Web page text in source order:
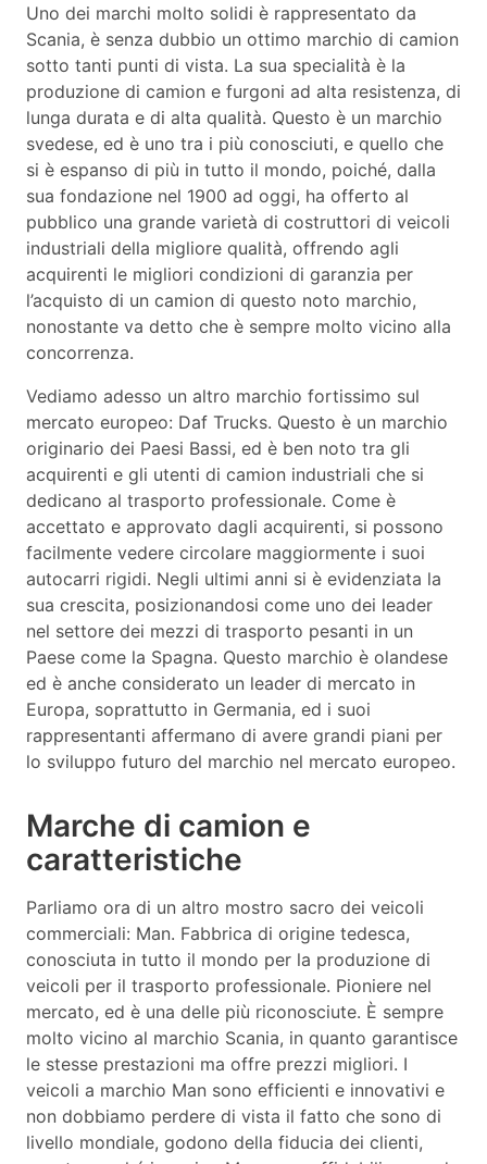
Uno dei marchi molto solidi è rappresentato da
Scania, è senza dubbio un ottimo marchio di camion
sotto tanti punti di vista. La sua specialità è la
produzione di camion e furgoni ad alta resistenza, di
lunga durata e di alta qualità. Questo è un marchio
svedese, ed è uno tra i più conosciuti, e quello che
si è espanso di più in tutto il mondo, poiché, dalla
sua fondazione nel 1900 ad oggi, ha offerto al
pubblico una grande varietà di costruttori di veicoli
industriali della migliore qualità, offrendo agli
acquirenti le migliori condizioni di garanzia per
l’acquisto di un camion di questo noto marchio,
nonostante va detto che è sempre molto vicino alla
concorrenza.
Vediamo adesso un altro marchio fortissimo sul
mercato europeo: Daf Trucks. Questo è un marchio
originario dei Paesi Bassi, ed è ben noto tra gli
acquirenti e gli utenti di camion industriali che si
dedicano al trasporto professionale. Come è
accettato e approvato dagli acquirenti, si possono
facilmente vedere circolare maggiormente i suoi
autocarri rigidi. Negli ultimi anni si è evidenziata la
sua crescita, posizionandosi come uno dei leader
nel settore dei mezzi di trasporto pesanti in un
Paese come la Spagna. Questo marchio è olandese
ed è anche considerato un leader di mercato in
Europa, soprattutto in Germania, ed i suoi
rappresentanti affermano di avere grandi piani per
lo sviluppo futuro del marchio nel mercato europeo.
Marche di camion e
caratteristiche
Parliamo ora di un altro mostro sacro dei veicoli
commerciali: Man. Fabbrica di origine tedesca,
conosciuta in tutto il mondo per la produzione di
veicoli per il trasporto professionale. Pioniere nel
mercato, ed è una delle più riconosciute. È sempre
molto vicino al marchio Scania, in quanto garantisce
le stesse prestazioni ma offre prezzi migliori. I
veicoli a marchio Man sono efficienti e innovativi e
non dobbiamo perdere di vista il fatto che sono di
livello mondiale, godono della fiducia dei clienti,